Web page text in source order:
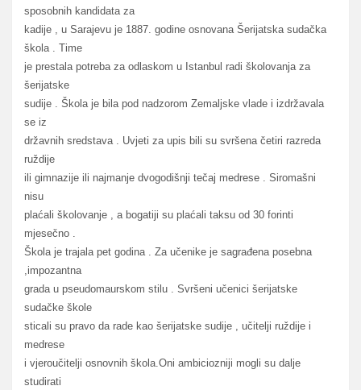
sposobnih kandidata za
kadije , u Sarajevu je 1887. godine osnovana Šerijatska sudačka
škola . Time
je prestala potreba za odlaskom u Istanbul radi školovanja za
šerijatske
sudije . Škola je bila pod nadzorom Zemaljske vlade i izdržavala
se iz
državnih sredstava . Uvjeti za upis bili su svršena četiri razreda
ruždije
ili gimnazije ili najmanje dvogodišnji tečaj medrese . Siromašni
nisu
plaćali školovanje , a bogatiji su plaćali taksu od 30 forinti
mjesečno .
Škola je trajala pet godina . Za učenike je sagrađena posebna
,impozantna
grada u pseudomaurskom stilu . Svršeni učenici šerijatske
sudačke škole
sticali su pravo da rade kao šerijatske sudije , učitelji ruždije i
medrese
i vjeroučitelji osnovnih škola.Oni ambiciozniji mogli su dalje
studirati